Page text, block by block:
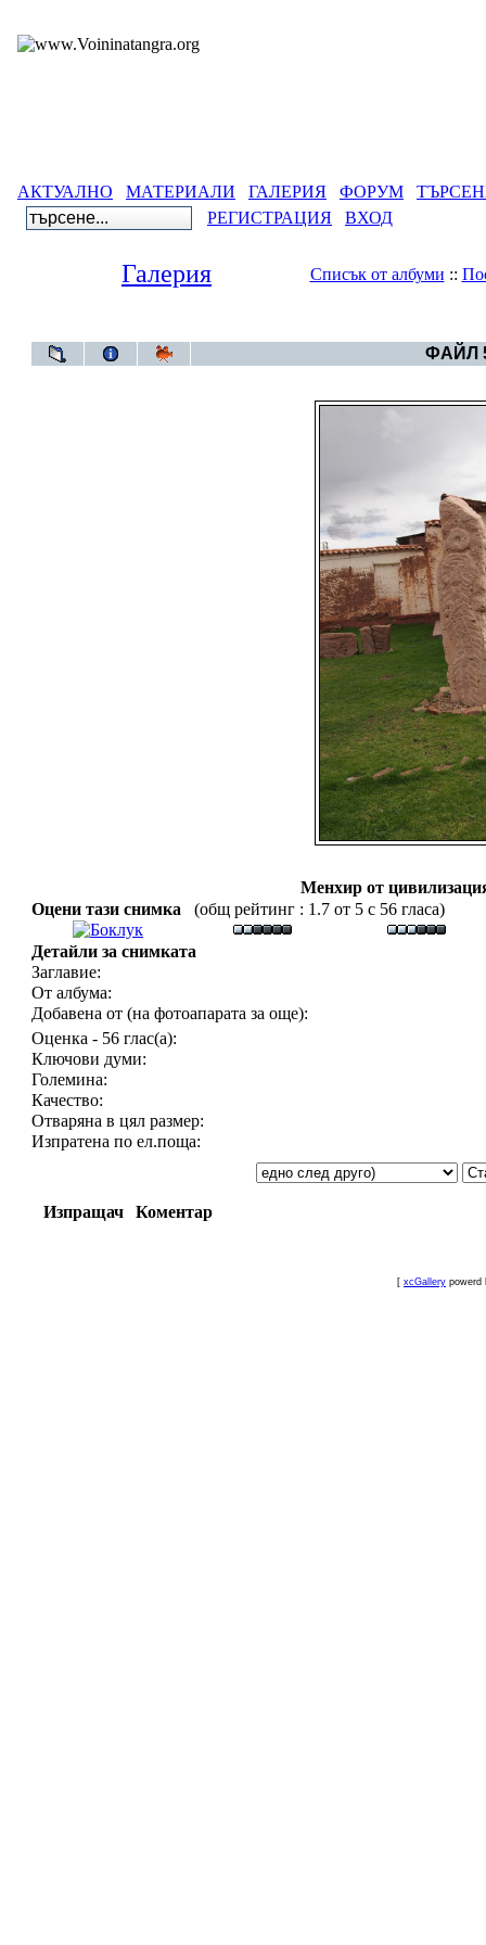
АКТУАЛНО МАТЕРИАЛИ ГАЛЕРИЯ ФОРУМ
РЕГИСТРАЦИЯ
ВХОД
Галерия Списък от албуми ::
ФАЙЛ
Менхир от
Оцени тази снимка
(общ рейтинг : 1.7 от 5 с 56 гласа)
Детайли за снимката
Заглавие:
От албума:
Добавена от (на фотоапарата за още):
Оценка - 56 глас(а):
Ключови думи:
Големина:
Качество:
Отваряна в цял размер:
Изпратена по ел.поща:
Изпращач Коментар
[ xcGallery